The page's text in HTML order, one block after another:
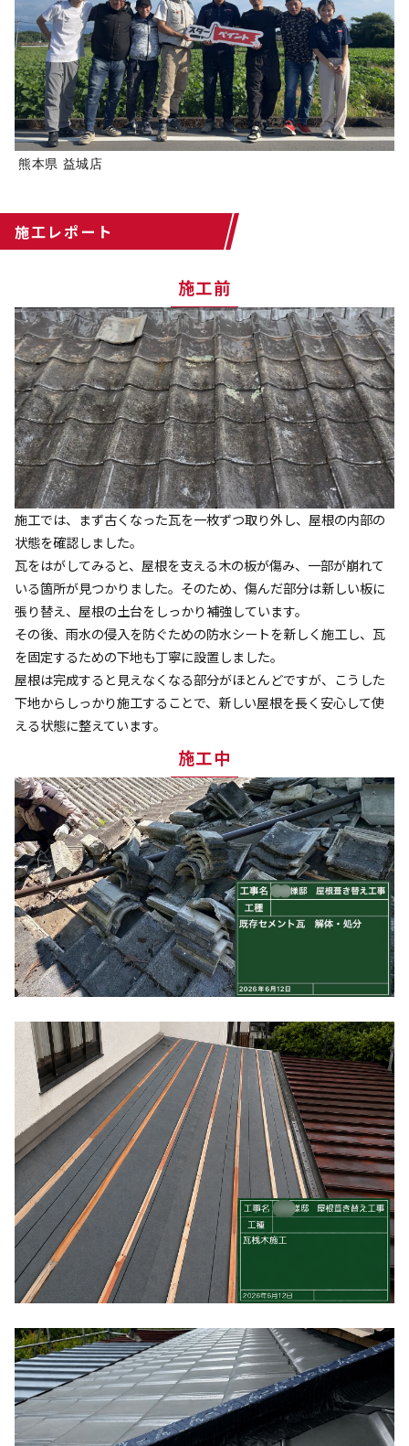
熊本県 益城店
施工レポート
施工前
施工では、まず古くなった瓦を一枚ずつ取り外し、屋根の内部の
状態を確認しました。
瓦をはがしてみると、屋根を支える木の板が傷み、一部が崩れて
いる箇所が見つかりました。そのため、傷んだ部分は新しい板に
張り替え、屋根の土台をしっかり補強しています。
その後、雨水の侵入を防ぐための防水シートを新しく施工し、瓦
を固定するための下地も丁寧に設置しました。
屋根は完成すると見えなくなる部分がほとんどですが、こうした
下地からしっかり施工することで、新しい屋根を長く安心して使
える状態に整えています。
施工中